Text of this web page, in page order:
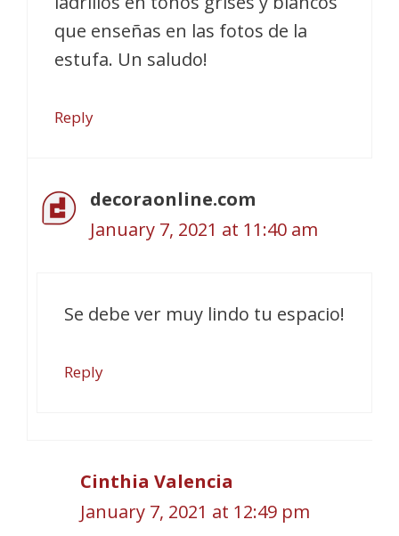
que enseñas en las fotos de la
estufa. Un saludo!
Reply
decoraonline.com
January 7, 2021 at 11:40 am
Se debe ver muy lindo tu espacio!
Reply
Cinthia Valencia
January 7, 2021 at 12:49 pm